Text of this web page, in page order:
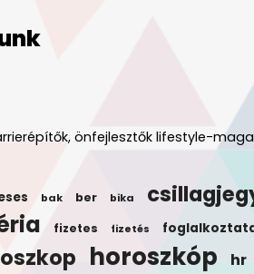
önfejlesztők lifestyle-
bak ber bika
fizetes fizetés
horoszkóp hr